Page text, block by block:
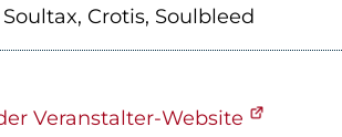
Crotis, Soulbleed
Veranstalter-Website